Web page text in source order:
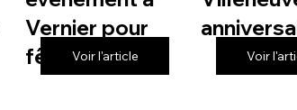
Vernier pour
fête de village
Voir l'article Voir